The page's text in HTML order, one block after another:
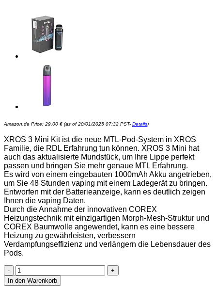
Amazon.de Price: 29,00 € (as of 20/01/2025 07:32 PST- Details)
XROS 3 Mini Kit ist die neue MTL-Pod-System in XROS
Familie, die RDL Erfahrung tun können. XROS 3 Mini hat
auch das aktualisierte Mundstück, um Ihre Lippe perfekt
passen und bringen Sie mehr genaue MTL Erfahrung.
Es wird von einem eingebauten 1000mAh Akku angetrieben,
um Sie 48 Stunden vaping mit einem Ladegerät zu bringen.
Entworfen mit der Batterieanzeige, kann es deutlich zeigen
Ihnen die vaping Daten.
Durch die Annahme der innovativen COREX
Heizungstechnik mit einzigartigen Morph-Mesh-Struktur und
COREX Baumwolle angewendet, kann es eine bessere
Heizung zu gewährleisten, verbessern
Verdampfungseffizienz und verlängern die Lebensdauer des
Pods.
Vaporesso
XROS
3
In den Warenkorb